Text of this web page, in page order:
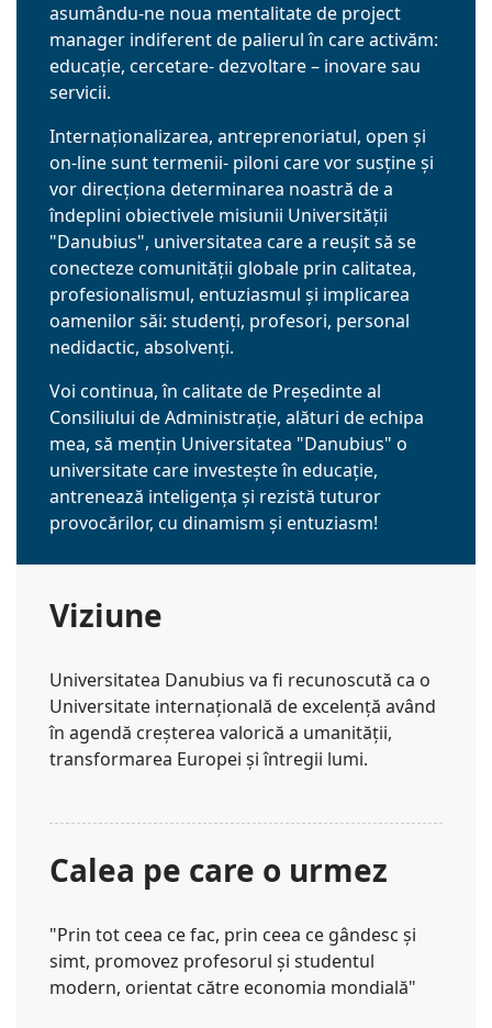
asumându-ne noua mentalitate de project
manager indiferent de palierul în care activăm:
educație, cercetare- dezvoltare – inovare sau
servicii.
Internaționalizarea, antreprenoriatul, open și
on-line sunt termenii- piloni care vor susține și
vor direcționa determinarea noastră de a
îndeplini obiectivele misiunii Universității
"Danubius", universitatea care a reușit să se
conecteze comunității globale prin calitatea,
profesionalismul, entuziasmul și implicarea
oamenilor săi: studenți, profesori, personal
nedidactic, absolvenți.
Voi continua, în calitate de Președinte al
Consiliului de Administrație, alături de echipa
mea, să mențin Universitatea "Danubius" o
universitate care investește în educație,
antrenează inteligența și rezistă tuturor
provocărilor, cu dinamism și entuziasm!
Viziune
Universitatea Danubius va fi recunoscută ca o
Universitate internațională de excelență având
în agendă creșterea valorică a umanității,
transformarea Europei și întregii lumi.
Calea pe care o urmez
"Prin tot ceea ce fac, prin ceea ce gândesc și
simt, promovez profesorul și studentul
modern, orientat către economia mondială"